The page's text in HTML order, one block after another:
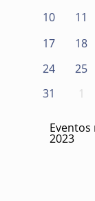
10
11
17
18
24
25
31
1
2023